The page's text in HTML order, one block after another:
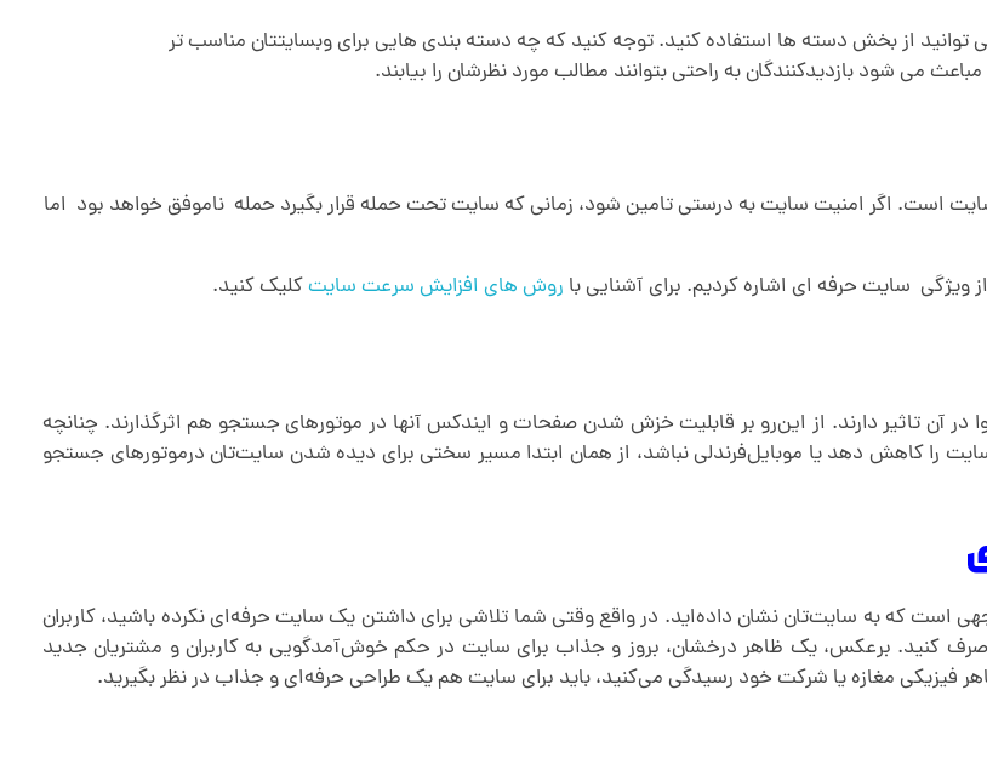
توانید از بخش دسته ها استفاده کنید. توجه کنید که چه دسته بندی هایی برای وبسایتتان مناسب تر
می شود بازدیدکنندگان به راحتی بتوانند مطالب مورد نظرشان را بیابند.
است. اگر امنیت سایت به درستی تامین شود، زمانی که سایت تحت حمله قرار بگیرد حمله ناموفق خواهد بود اما
سایت حرفه ای اشاره کردیم. برای آشنایی با روش های افزایش سرعت سایتکلیک کنید.
آن تاثیر دارند. از این‌رو بر قابلیت خزش‌ شدن صفحات و ایندکس‌ آنها در موتورهای جستجو هم اثرگذارند. چنانچه
را کاهش دهد یا موبایل‌فرندلی نباشد، از همان ابتدا مسیر سختی برای دیده‌ شدن سایت‌تان درموتورهای جستجو
است که به سایت‌تان نشان داده‌اید. در واقع وقتی شما تلاشی برای داشتن یک سایت حرفه‌اینکرده باشید، کاربران
کنید. برعکس، یک ظاهر درخشان، بروز و جذاب برای سایت در حکم خوش‌آمدگویی به کاربران و مشتریان جدید
فیزیکی مغازه یا شرکت خود رسیدگی می‌کنید، باید برای سایت هم یک طراحی حرفه‌ای و جذاب در نظر بگیرید.